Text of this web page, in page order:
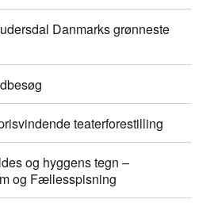
Danmarks grønneste
teaterforestilling
og hyggens tegn –
og Fællesspisning